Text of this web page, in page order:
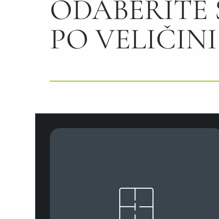
ODABERITE
PO VELIČINI